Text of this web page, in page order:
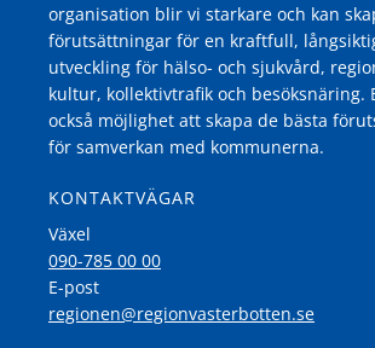
organisation blir vi starkare och kan
förutsättningar för en kraftfull,
utveckling för hälso- och sjukvård,
kultur, kollektivtrafik och besöksnäring.
också möjlighet att skapa de bästa
för samverkan med kommunerna.
KONTAKTVÄGAR
Växel
090-785 00 00
E-post
regionen@regionvasterbotten.se